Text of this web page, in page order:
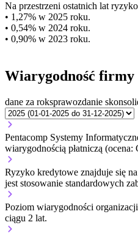
Na przestrzeni ostatnich lat
• 1,27% w 2025 roku.
• 0,54% w 2024 roku.
• 0,90% w 2023 roku.
Wiarygodność firmy
dane za roksprawozdanie
Pentacomp Systemy
wiarygodnością płatniczą (ocena:
Ryzyko kredytowe znajduje się
jest stosowanie standardowych
Poziom wiarygodności organizacji
ciągu 2 lat.